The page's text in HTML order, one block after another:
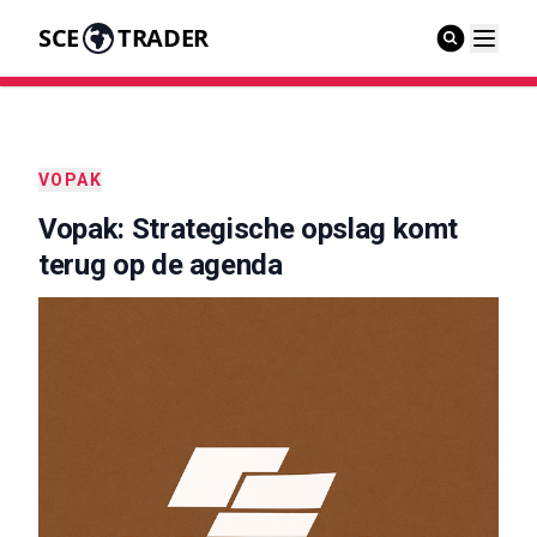
SCE TRADER
VOPAK
Vopak: Strategische opslag komt
terug op de agenda